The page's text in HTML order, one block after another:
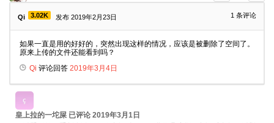
Qi 3.02K 发布 2019年2月23日 1 条评论
如果一直是用的好好的，突然出现这样的情况，应该是被删除了空间了。
原来上传的文件还能看到吗？
Qi 评论回答 2019年3月4日
皇上拉的一坨屎 已评论 2019年3月1日